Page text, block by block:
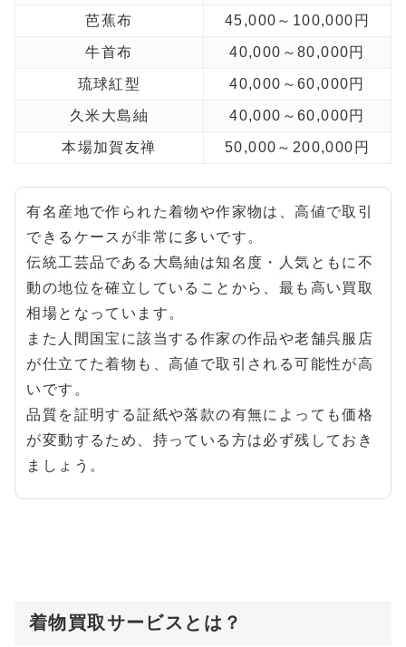
芭蕉布 45,000～100,000円
牛首布 40,000～80,000円
琉球紅型 40,000～60,000円
久米大島紬 40,000～60,000円
本場加賀友禅 50,000～200,000円
有名産地で作られた着物や作家物は、高値で取引
できるケースが非常に多いです。
伝統工芸品である大島紬は知名度・人気ともに不
動の地位を確立していることから、最も高い買取
相場となっています。
また人間国宝に該当する作家の作品や老舗呉服店
が仕立てた着物も、高値で取引される可能性が高
いです。
品質を証明する証紙や落款の有無によっても価格
が変動するため、持っている方は必ず残しておき
ましょう。
着物買取サービスとは？